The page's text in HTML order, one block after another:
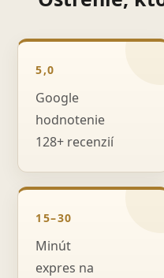
5,0
Google
hodnotenie
128+ recenzií
15–30
Minút
expres na